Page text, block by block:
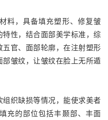
料，具备填充塑形、修复皱
性，结合面部美学标准，综
官、面部轮廓，在注射塑形
皱纹，让皱纹在脸上无所遁
织缺损等情况，能使求美者
充的部位包括丰颞部、丰面